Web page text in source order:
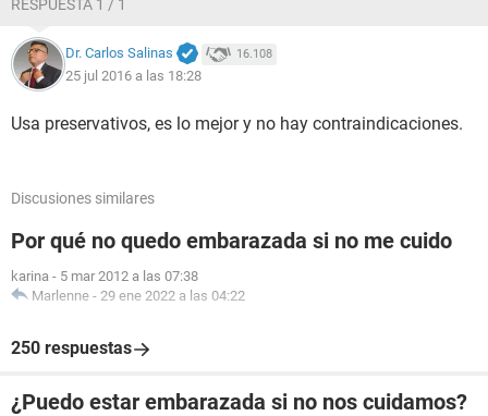
RESPUESTA 1 / 1
Dr. Carlos Salinas 16.108
25 jul 2016 a las 18:28
Usa preservativos, es lo mejor y no hay contraindicaciones.
Discusiones similares
Por qué no quedo embarazada si no me cuido
karina - 5 mar 2012 a las 07:38
Marlenne - 29 ene 2022 a las 04:22
250 respuestas
¿Puedo estar embarazada si no nos cuidamos?